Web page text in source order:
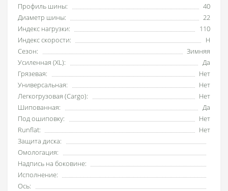
Профиль шины:
40
Диаметр шины:
22
Индекс нагрузки:
110
Индекс скорости:
H
Сезон:
Зимняя
Усиленная (XL):
Да
Грязевая:
Нет
Универсальная:
Нет
Легкогрузовая (Cargo):
Нет
Шипованная:
Да
Под ошиповку:
Нет
Runflat:
Нет
Защита диска:
Омологация:
Надпись на боковине:
Исполнение:
Ось: